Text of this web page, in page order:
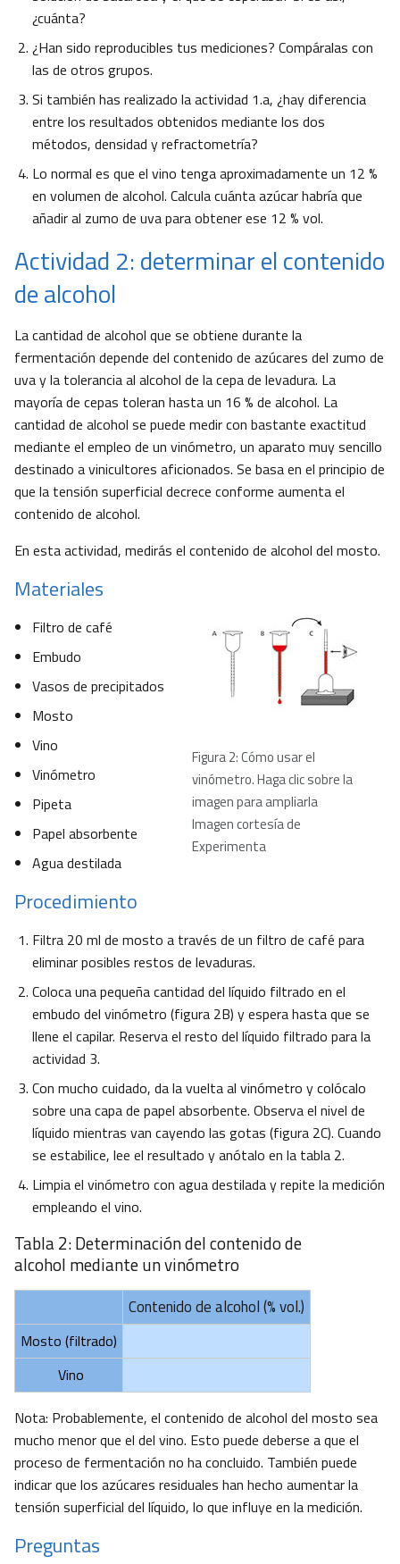
¿cuánta?
¿Han sido reproducibles tus mediciones? Compáralas con
las de otros grupos.
Si también has realizado la actividad 1.a, ¿hay diferencia
entre los resultados obtenidos mediante los dos
métodos, densidad y refractometría?
Lo normal es que el vino tenga aproximadamente un 12 %
en volumen de alcohol. Calcula cuánta azúcar habría que
añadir al zumo de uva para obtener ese 12 % vol.
Actividad 2: determinar el contenido
de alcohol
La cantidad de alcohol que se obtiene durante la
fermentación depende del contenido de azúcares del zumo de
uva y la tolerancia al alcohol de la cepa de levadura. La
mayoría de cepas toleran hasta un 16 % de alcohol. La
cantidad de alcohol se puede medir con bastante exactitud
mediante el empleo de un vinómetro, un aparato muy sencillo
destinado a vinicultores aficionados. Se basa en el principio de
que la tensión superficial decrece conforme aumenta el
contenido de alcohol.
En esta actividad, medirás el contenido de alcohol del mosto.
Figura 2: Cómo usar el
vinómetro. Haga clic sobre la
imagen para ampliarla
Imagen cortesía de
Experimenta
Materiales
Filtro de café
Embudo
Vasos de precipitados
Mosto
Vino
Vinómetro
Pipeta
Papel absorbente
Agua destilada
Procedimiento
Filtra 20 ml de mosto a través de un filtro de café para
eliminar posibles restos de levaduras.
Coloca una pequeña cantidad del líquido filtrado en el
embudo del vinómetro (figura 2B) y espera hasta que se
llene el capilar. Reserva el resto del líquido filtrado para la
actividad 3.
Con mucho cuidado, da la vuelta al vinómetro y colócalo
sobre una capa de papel absorbente. Observa el nivel de
líquido mientras van cayendo las gotas (figura 2C). Cuando
se estabilice, lee el resultado y anótalo en la tabla 2.
Limpia el vinómetro con agua destilada y repite la medición
empleando el vino.
Tabla 2: Determinación del contenido de
alcohol mediante un vinómetro
Contenido de alcohol (% vol.)
Mosto (filtrado)
Vino
Nota: Probablemente, el contenido de alcohol del mosto sea
mucho menor que el del vino. Esto puede deberse a que el
proceso de fermentación no ha concluido. También puede
indicar que los azúcares residuales han hecho aumentar la
tensión superficial del líquido, lo que influye en la medición.
Preguntas